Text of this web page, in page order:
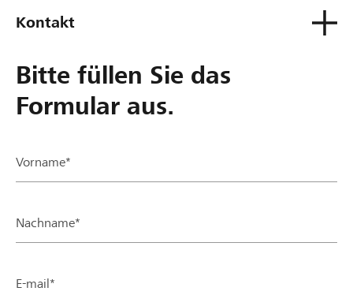
Kontakt
Bitte füllen Sie das
Formular aus.
Vorname*
Nachname*
E-mail*